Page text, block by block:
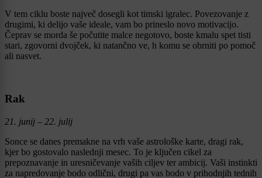
V tem ciklu boste največ dosegli kot timski igralec. Povezovanje z
drugimi, ki delijo vaše ideale, vam bo prineslo novo motivacijo.
Čeprav se morda še počutite malce negotovo, boste kmalu spet tisti
stari, zgovorni dvojček, ki natančno ve, h komu se obrniti po pomoč
ali nasvet.
Rak
21. junij – 22. julij
Sonce se danes premakne na vrh vaše astrološke karte, dragi rak,
kjer bo gostovalo naslednji mesec. To je ključen cikel za
prepoznavanje in uresničevanje vaših ciljev ter ambicij. Vaši instinkti
za napredovanje bodo odlični, drugi pa vas bodo v prihodnjih tednih